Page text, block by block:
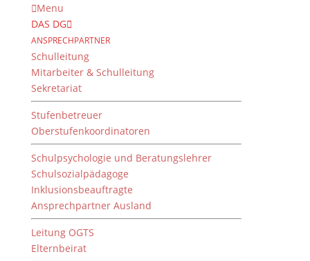
Menu
DAS DG
ANSPRECHPARTNER
Schulleitung
Mitarbeiter & Schulleitung
Sekretariat
Stufenbetreuer
Oberstufenkoordinatoren
Schulpsychologie und Beratungslehrer
Schulsozialpädagoge
Inklusionsbeauftragte
Ansprechpartner Ausland
Leitung OGTS
Elternbeirat
Welcome to our school
von Gertrud Merz